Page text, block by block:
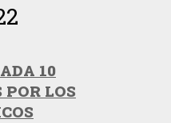
10
LOS